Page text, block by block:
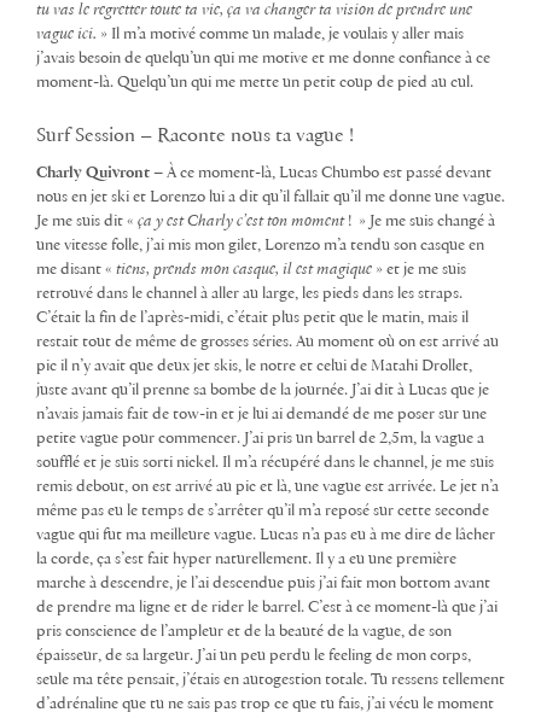
tu vas le regretter toute ta vie, ça va changer ta vision de prendre une
vague ici. » Il m’a motivé comme un malade, je voulais y aller mais
j’avais besoin de quelqu’un qui me motive et me donne confiance à ce
moment-là. Quelqu’un qui me mette un petit coup de pied au cul.
Surf Session – Raconte nous ta vague !
Charly Quivront – À ce moment-là, Lucas Chumbo est passé devant
nous en jet ski et Lorenzo lui a dit qu’il fallait qu’il me donne une vague.
Je me suis dit « ça y est Charly c’est ton moment! » Je me suis changé à
une vitesse folle, j’ai mis mon gilet, Lorenzo m’a tendu son casque en
me disant « tiens, prends mon casque, il est magique » et je me suis
retrouvé dans le channel à aller au large, les pieds dans les straps.
C’était la fin de l’après-midi, c’était plus petit que le matin, mais il
restait tout de même de grosses séries. Au moment où on est arrivé au
pic il n’y avait que deux jet skis, le notre et celui de Matahi Drollet,
juste avant qu’il prenne sa bombe de la journée. J’ai dit à Lucas que je
n’avais jamais fait de tow-in et je lui ai demandé de me poser sur une
petite vague pour commencer. J’ai pris un barrel de 2,5m, la vague a
soufflé et je suis sorti nickel. Il m’a récupéré dans le channel, je me suis
remis debout, on est arrivé au pic et là, une vague est arrivée. Le jet n’a
même pas eu le temps de s’arrêter qu’il m’a reposé sur cette seconde
vague qui fut ma meilleure vague. Lucas n’a pas eu à me dire de lâcher
la corde, ça s’est fait hyper naturellement. Il y a eu une première
marche à descendre, je l’ai descendue puis j’ai fait mon bottom avant
de prendre ma ligne et de rider le barrel. C’est à ce moment-là que j’ai
pris conscience de l’ampleur et de la beauté de la vague, de son
épaisseur, de sa largeur. J’ai un peu perdu le feeling de mon corps,
seule ma tête pensait, j’étais en autogestion totale. Tu ressens tellement
d’adrénaline que tu ne sais pas trop ce que tu fais, j’ai vécu le moment